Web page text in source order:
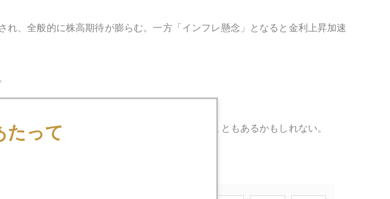
、全般的に株高期待が膨らむ。一方「インフレ懸念」となると金利上昇加速
たが引き継いでくれて助かりました。」と語ることもあるかもしれない。
たって